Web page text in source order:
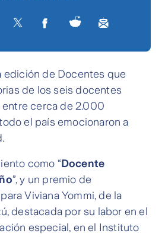
edición de Docentes que
de los seis docentes
cerca de 2.000
el país emocionaron a
como “Docente
”, y un premio de
Viviana Yommi, de la
destacada por su labor en el
especial, en el Instituto